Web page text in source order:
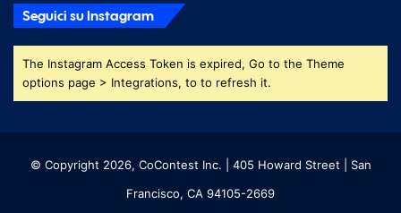
Seguici su Instagram
The Instagram Access Token is expired, Go to the Theme
options page > Integrations, to to refresh it.
© Copyright 2026, CoContest Inc. | 405 Howard Street | San
Francisco, CA 94105-2669